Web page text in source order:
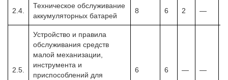
2.4.
Техническое обслуживание
аккумуляторных батарей
8 6 2 —
2.5.
Устройство и правила
обслуживания средств
малой механизации,
инструмента и
приспособлений для
6 6 — —